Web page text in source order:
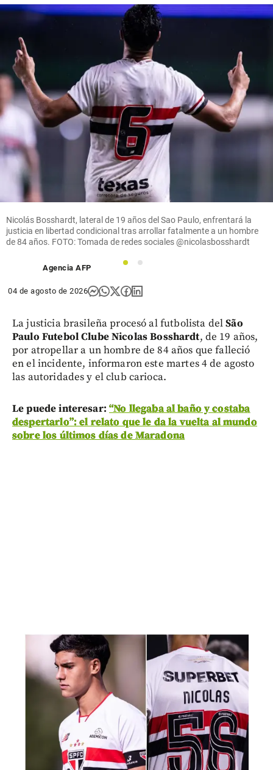
Nicolás Bosshardt, lateral de 19 años del Sao Paulo, enfrentará la
justicia en libertad condicional tras arrollar fatalmente a un hombre
de 84 años. FOTO: Tomada de redes sociales @nicolasbosshardt
1 2
Agencia AFP
04 de agosto de 2026
La justicia brasileña procesó al futbolista delSão
Paulo Futebol ClubeNicolas Bosshardt, de 19 años,
por atropellar a un hombre de 84 años que falleció
en el incidente, informaron este martes 4 de agosto
las autoridades y el club carioca.
Le puede interesar: “No llegaba al baño y costaba
despertarlo”: el relato que le da la vuelta al mundo
sobre los últimos días de Maradona